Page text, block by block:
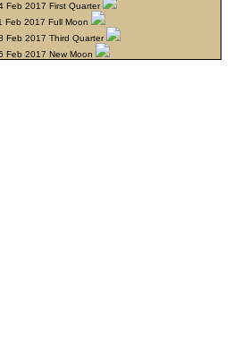
Feb 2017 First Quarter
Feb 2017 Full Moon
Feb 2017 Third Quarter
Feb 2017 New Moon